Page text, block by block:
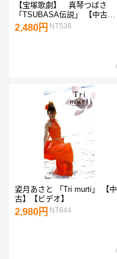
【宝塚歌劇】 真琴つばさ
「TSUBASA伝説」 【中古】
【ビデオ】
2,480円 NT536
姿月あさと 「Tri murti」 【中
古】【ビデオ】
2,980円 NT644